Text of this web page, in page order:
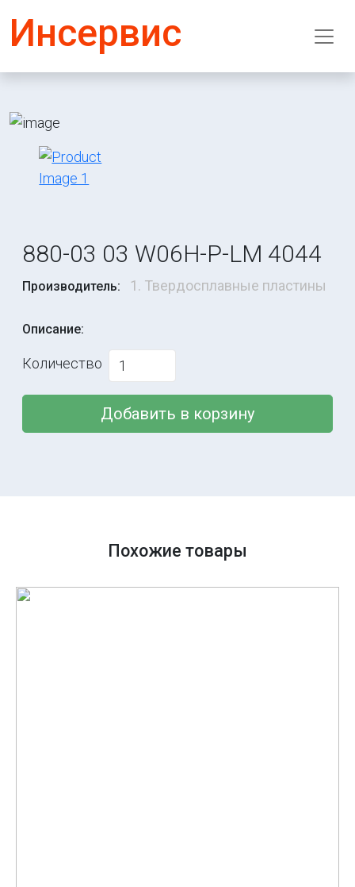
Инсервис
880-03 03 W06H-P-LM 4044
Производитель: 1. Твердосплавные пластины
Описание:
Количество
Добавить в корзину
Похожие товары